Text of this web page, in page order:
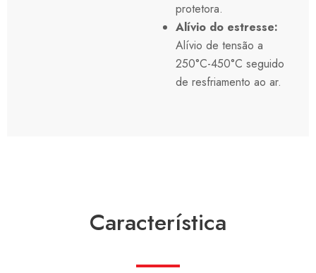
protetora.
Alívio do estresse:
Alívio de tensão a
250°C-450°C seguido
de resfriamento ao ar.
Característica